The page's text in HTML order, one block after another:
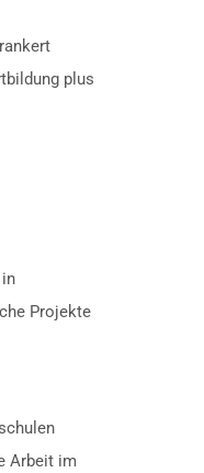
plus
Projekte
Arbeit im